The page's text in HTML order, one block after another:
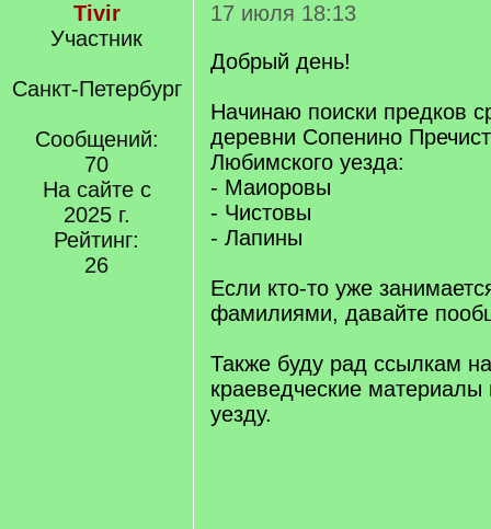
Tivir
Участник
Санкт-Петербург
Сообщений:
70
На сайте с
2025 г.
Рейтинг:
26
17 июля 18:13
Добрый день!
Начинаю поиски предков
деревни Сопенино
Любимского уезда:
- Маиоровы
- Чистовы
- Лапины
Если кто-то уже
фамилиями, давайте
Также буду рад ссылкам
краеведческие
уезду.